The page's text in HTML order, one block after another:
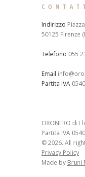
Indirizzo
50125 Firenze
Telefono 055
Email
Partita IVA
ORONERO di
Partita IVA
© 2026. All
Privacy Policy
Made by Bruni